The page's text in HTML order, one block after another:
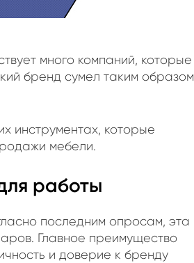
много компаний, которые
бренд сумел таким образом
инструментах, которые
мебели.
работы
последним опросам, эта
Главное преимущество
и доверие к бренду